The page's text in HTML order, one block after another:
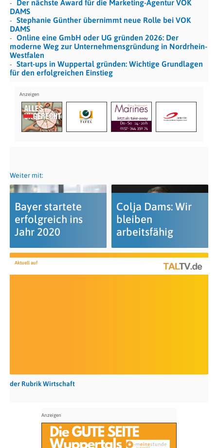
Der nächste Award für die Marketing-Agentur VOK
DAMS
Stephanie Günther übernimmt neue Rolle bei VOK
DAMS
Online eine GmbH oder UG gründen 2026: Der
moderne Weg zur Unternehmensgründung in Nordrhein-
Westfalen
Start-ups in Wuppertal gründen: Wichtige Grundlagen
für den erfolgreichen Einstieg
Weiter mit:
Bayer startete
erfolgreich ins
Jahr 2020
Colja Dams: Wir
bleiben
arbeitsfähig
Aktuell auf
der Rubrik Wirtschaft